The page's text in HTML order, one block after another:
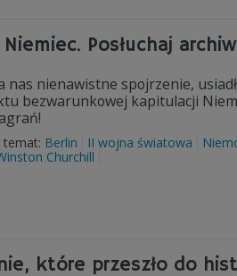
Posłuchaj
nas nienawistne spojrzenie,
bezwarunkowej kapitulacji
temat: Berlin II wojna światowa
Churchill
które przeszło do